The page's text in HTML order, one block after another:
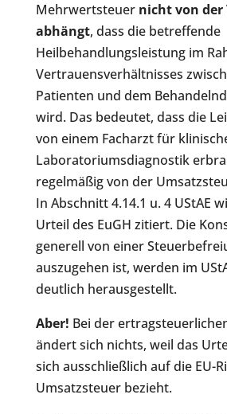
Mehrwertsteuer nicht von der
abhängt, dass die betreffende
Heilbehandlungsleistung im
Vertrauensverhältnisses
Patienten und dem
wird. Das bedeutet, dass die
von einem Facharzt für
Laboratoriumsdiagnostik
regelmäßig von der
In Abschnitt 4.14.1 u. 4 UStAE
Urteil des EuGH zitiert. Die
generell von einer
auszugehen ist, werden im
deutlich herausgestellt.
Aber! Bei der
ändert sich nichts, weil das
sich ausschließlich auf die EU-
Umsatzsteuer bezieht.